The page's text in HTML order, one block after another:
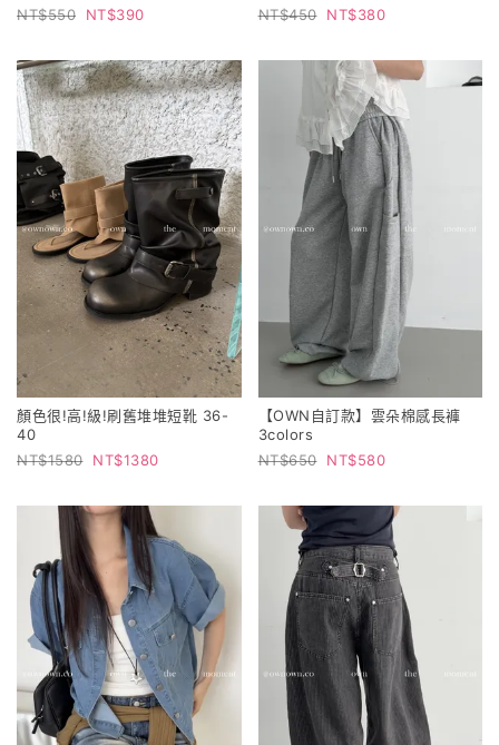
550
390
450
380
顏色很!高!級!刷舊堆堆短靴 36-
40
1580
1380
【OWN自訂款】雲朵棉感長褲
3colors
650
580